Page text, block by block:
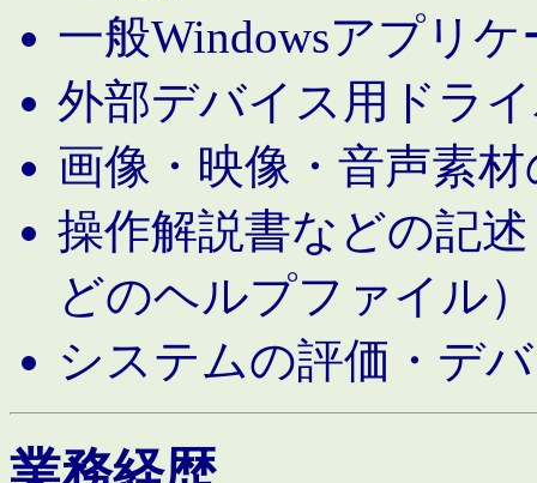
一般Windowsアプリ
外部デバイス用ドラ
画像・映像・音声素
操作解説書などの記
どのヘルプファイル）
システムの評価・デ